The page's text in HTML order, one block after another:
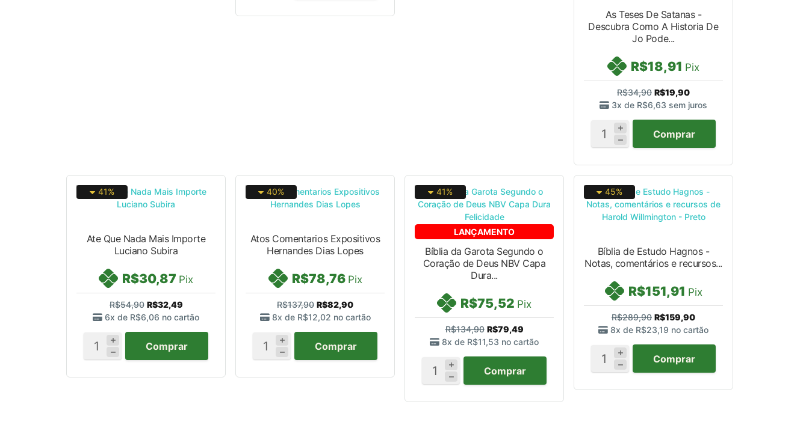
As Teses De Satanas -
Descubra Como A Historia De
Jo Pode...
R$18,91 Pix
R$34,90 R$19,90
3x de R$6,63 sem juros
Comprar
41%
Ate Que Nada Mais Importe
Luciano Subira
R$30,87 Pix
R$54,90 R$32,49
6x de R$6,06 no cartão
Comprar
40%
Atos Comentarios Expositivos
Hernandes Dias Lopes
R$78,76 Pix
R$137,90 R$82,90
8x de R$12,02 no cartão
Comprar
LANÇAMENTO
41%
Bíblia da Garota Segundo o
Coração de Deus NBV Capa
Dura...
R$75,52 Pix
R$134,90 R$79,49
8x de R$11,53 no cartão
Comprar
45%
Bíblia de Estudo Hagnos -
Notas, comentários e recursos...
R$151,91 Pix
R$289,90 R$159,90
8x de R$23,19 no cartão
Comprar